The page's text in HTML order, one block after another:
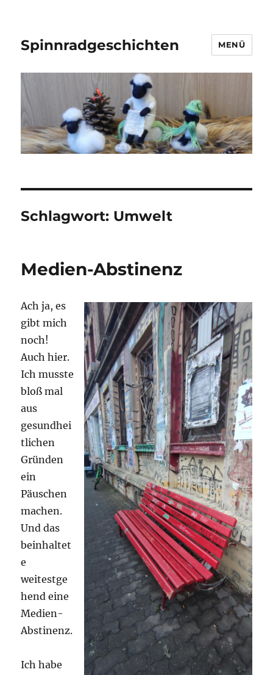
Spinnradgeschichten MENÜ
Schlagwort: Umwelt
Medien-Abstinenz
Ach ja, es
gibt mich
noch!
Auch hier.
Ich musste
bloß mal
aus
gesundhei
tlichen
Gründen
ein
Päuschen
machen.
Und das
beinhaltet
e
weitestge
hend eine
Medien-
Abstinenz.
Ich habe